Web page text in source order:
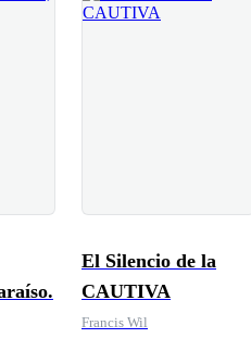
El Silencio de la
CAUTIVA
Francis Wil